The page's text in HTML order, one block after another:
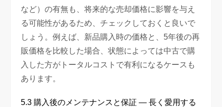
など）の有無も、将来的な売却価格に影響を与え
る可能性があるため、チェックしておくと良いで
しょう。例えば、新品購入時の価格と、5年後の再
販価格を比較した場合、状態によっては中古で購
入した方がトータルコストで有利になるケースも
あります。
5.3 購入後のメンテナンスと保証 — 長く愛用する